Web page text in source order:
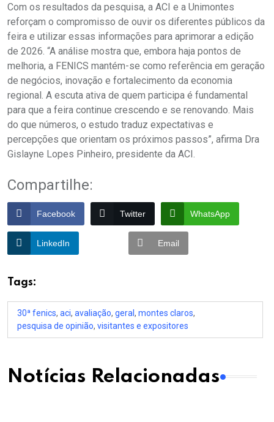
Com os resultados da pesquisa, a ACI e a Unimontes
reforçam o compromisso de ouvir os diferentes públicos da
feira e utilizar essas informações para aprimorar a edição
de 2026. “A análise mostra que, embora haja pontos de
melhoria, a FENICS mantém-se como referência em geração
de negócios, inovação e fortalecimento da economia
regional. A escuta ativa de quem participa é fundamental
para que a feira continue crescendo e se renovando. Mais
do que números, o estudo traduz expectativas e
percepções que orientam os próximos passos”, afirma Dra
Gislayne Lopes Pinheiro, presidente da ACI.
Compartilhe:
Facebook Twitter WhatsApp
LinkedIn Email
Tags:
30ª fenics, aci, avaliação, geral , montes claros,
pesquisa de opinião, visitantes e expositores
Notícias Relacionadas